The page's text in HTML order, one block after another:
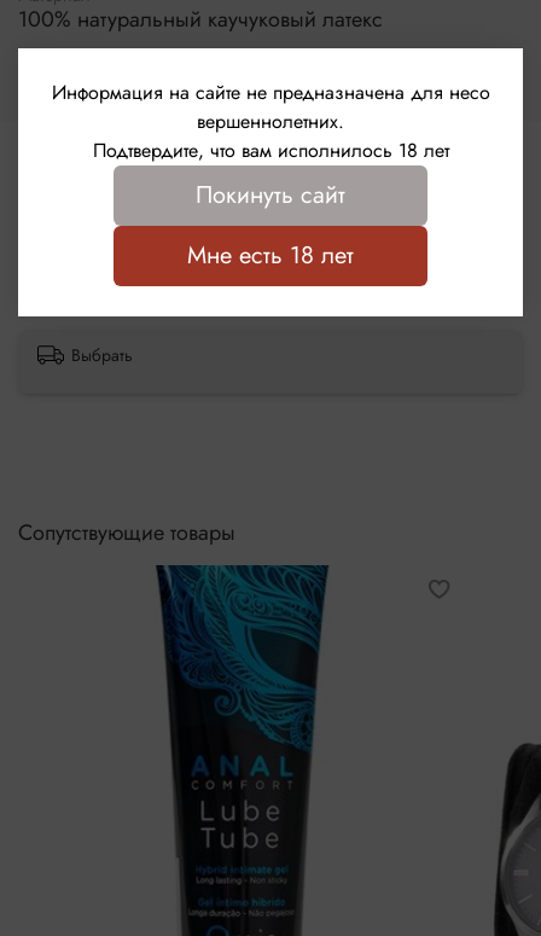
премиум-качества
Номинальные размеры – 185х53 мм
100% натуральный каучуковый латекс
Германия
Отзывов еще никто не оставлял
Выбрать
Сопутствующие товары
Информация на сайте не предназначена для несо
вершеннолетних.
Подтвердите, что вам исполнилось 18 лет
Покинуть сайт
Мне есть 18 лет